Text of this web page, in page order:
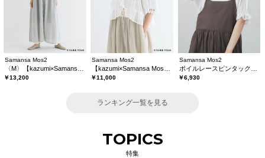
Samansa Mos2
￥13,200
Samansa Mos2
￥11,000
Samansa Mos2
￥6,930
ランキング一覧を見る
TOPICS
特集